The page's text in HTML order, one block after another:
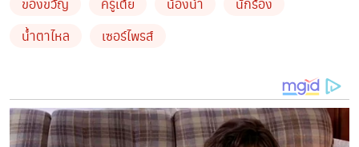
ของขวัญ ครูเต้ย น้องน้ำ
นักร้อง
น้ำตาไหล
เซอร์ไพรส์